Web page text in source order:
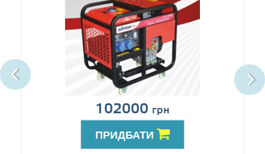
102000 грн
ПРИДБАТИ